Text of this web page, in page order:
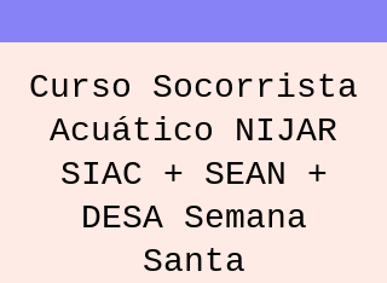
Curso Socorrista
Acuático NIJAR
SIAC + SEAN +
DESA Semana
Santa